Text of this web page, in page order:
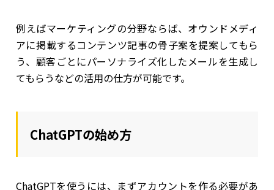
例えばマーケティングの分野ならば、オウンドメディ
アに掲載するコンテンツ記事の骨子案を提案してもら
う、顧客ごとにパーソナライズ化したメールを生成し
てもらうなどの活用の仕方が可能です。
ChatGPTの始め方
ChatGPTを使うには、まずアカウントを作る必要があ